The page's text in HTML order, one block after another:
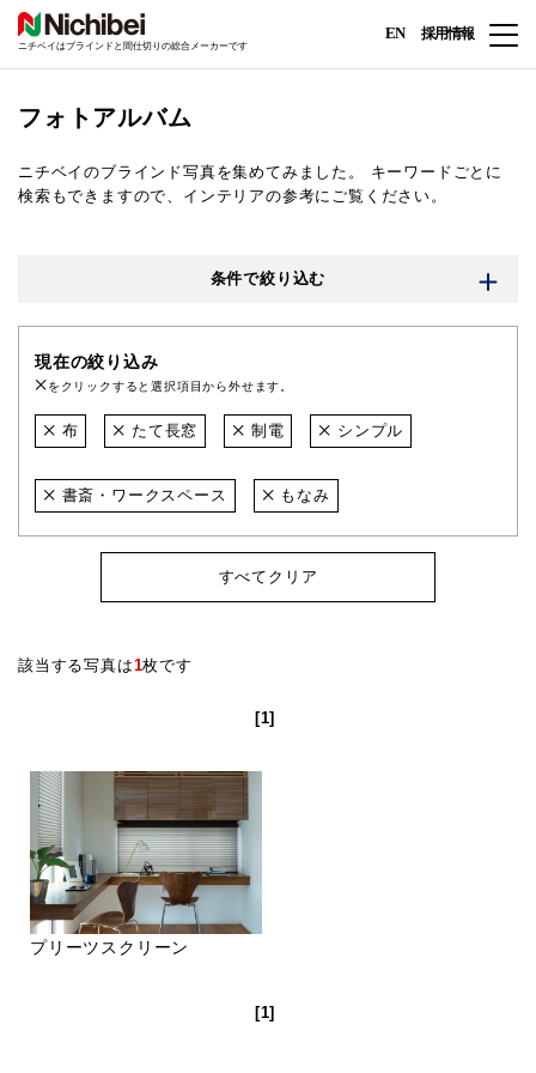
ニチベイはブラインドと間仕切りの総合メーカーです
EN 採用情報
フォトアルバム
ニチベイのブラインド写真を集めてみました。
キーワードごとに
検索もできますので、インテリアの参考にご覧ください。
条件で絞り込む
現在の絞り込み
をクリックすると選択項目から外せます。
布 たて長窓 制電 シンプル
書斎・ワークスペース もなみ
すべてクリア
該当する写真は1枚です
[1]
プリーツスクリーン
[1]